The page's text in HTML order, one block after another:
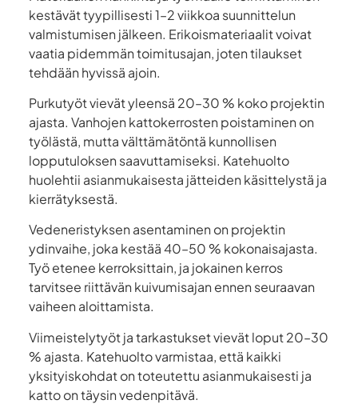
kestävät tyypillisesti 1–2 viikkoa suunnittelun
valmistumisen jälkeen. Erikoismateriaalit voivat
vaatia pidemmän toimitusajan, joten tilaukset
tehdään hyvissä ajoin.
Purkutyöt vievät yleensä 20–30 % koko projektin
ajasta. Vanhojen kattokerrosten poistaminen on
työlästä, mutta välttämätöntä kunnollisen
lopputuloksen saavuttamiseksi. Katehuolto
huolehtii asianmukaisesta jätteiden käsittelystä ja
kierrätyksestä.
Vedeneristyksen asentaminen on projektin
ydinvaihe, joka kestää 40–50 % kokonaisajasta.
Työ etenee kerroksittain, ja jokainen kerros
tarvitsee riittävän kuivumisajan ennen seuraavan
vaiheen aloittamista.
Viimeistelytyöt ja tarkastukset vievät loput 20–30
% ajasta. Katehuolto varmistaa, että kaikki
yksityiskohdat on toteutettu asianmukaisesti ja
katto on täysin vedenpitävä.